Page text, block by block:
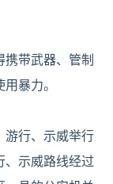
带武器、管制
暴力。
游行、示威举行
、示威路线经过